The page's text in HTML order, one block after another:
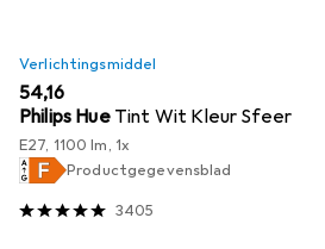
Verlichtingsmiddel
EUR
54,16
Philips Hue Tint Wit Kleur Sfeer
E27, 1100 lm, 1x
Productgegevensblad
3405